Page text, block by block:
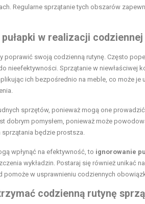
Regularne sprzątanie tych obszarów
pułapki w realizacji
poprawić swoją codzienną rutynę. Często
nieefektywności. Sprzątanie w niewłaściwej
ich bezpośrednio na meble, co może
sprzętów, ponieważ mogą one
dobrym pomysłem, ponieważ może
będzie prostsza.
wpłynąć na efektywność, to ignorowanie
wykładzin. Postaraj się również unikać
pomoże w usprawnieniu codziennych
codzienną rutynę